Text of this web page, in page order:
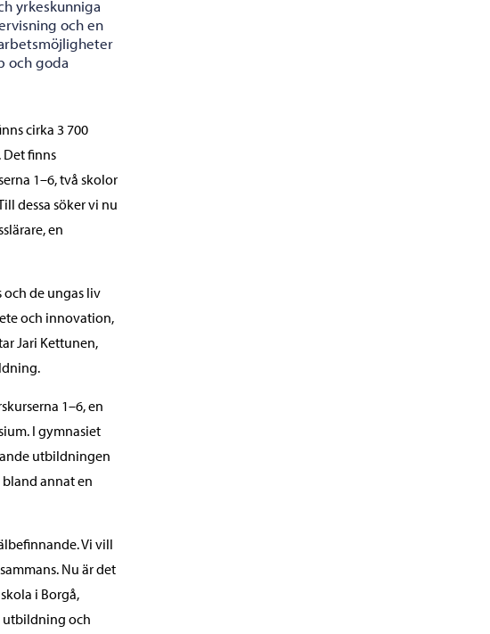
yrkeskunniga
och en
och goda
cirka 3 700
finns
1–6, två skolor
dessa söker vi nu
en
och de ungas liv
och innovation,
Jari Kettunen,
1–6, en
I gymnasiet
utbildningen
bland annat en
Vi vill
Nu är det
i Borgå,
utbildning och